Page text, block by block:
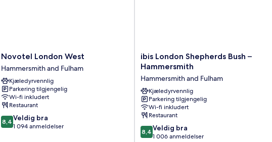
Novotel
London
West
Hammersmith
and
Fulham
Novotel London West
Hammersmith and Fulham
Kjæledyrvennlig
Parkering tilgjengelig
Wi-fi inkludert
Restaurant
8.4
av
8,4 Veldig bra
1 094 anmeldelser
ibis
London
Bush
–
Hammersmith
Hammersmith
and
Fulham
ibis London Shepherds Bush –
Hammersmith
Hammersmith and Fulham
Kjæledyrvennlig
Parkering tilgjengelig
Wi-fi inkludert
Restaurant
8.4
av
8,4 Veldig bra
1 006 anmeldelser